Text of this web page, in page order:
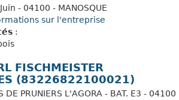
- 04100 - MANOSQUE
sur l'entreprise
:
FISCHMEISTER
(83226822100021)
DE PRUNIERS L'AGORA - BAT. E3 - 04100